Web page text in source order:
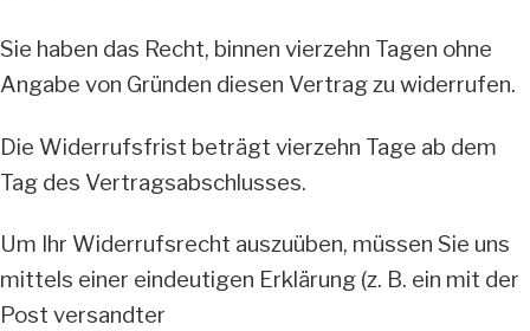
Sie haben das Recht, binnen vierzehn Tagen ohne
Angabe von Gründen diesen Vertrag zu widerrufen.
Die Widerrufsfrist beträgt vierzehn Tage ab dem
Tag des Vertragsabschlusses.
Um Ihr Widerrufsrecht auszuüben, müssen Sie uns
mittels einer eindeutigen Erklärung (z. B. ein mit der
Post versandter